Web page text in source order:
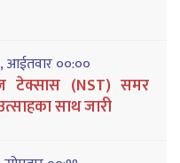
आईतवार ००:००
टेक्सास (NST) समर
साथ जारी